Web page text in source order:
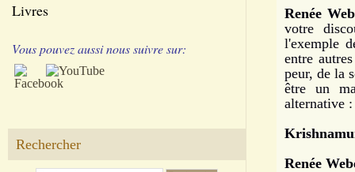
Livres
Vous pouvez aussi nous suivre sur:
Rechercher
Renée
votre
l'exemple
entre
peur, de la
être un
alternative
Renée